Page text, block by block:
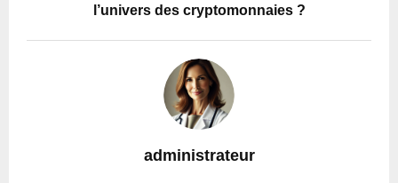
l’univers des cryptomonnaies ?
administrateur